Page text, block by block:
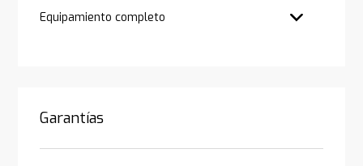
Equipamiento completo
Garantías